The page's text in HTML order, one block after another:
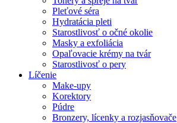
Pleťové séra
Hydratácia pleti
Starostlivosť o očné okolie
Masky a exfoliácia
Opaľovacie krémy na tvár
Starostlivosť o pery
Líčenie
Make-upy
Korektory
Púdre
Bronzery, lícenky a rozjasňovače